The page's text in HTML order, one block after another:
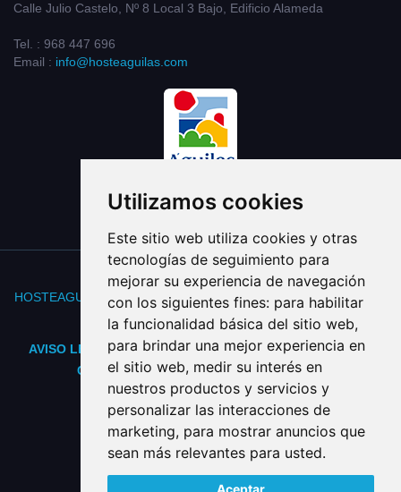
Utilizamos cookies
Este sitio web utiliza cookies y otras
tecnologías de seguimiento para
mejorar su experiencia de navegación
con los siguientes fines: para habilitar
la funcionalidad básica del sitio web,
para brindar una mejor experiencia en
el sitio web, medir su interés en
nuestros productos y servicios y
personalizar las interacciones de
marketing, para mostrar anuncios que
sean más relevantes para usted.
Aceptar
Calle Julio Castelo, Nº 8 Local 3 Bajo, Edificio Alameda
Tel. : 968 447 696
Email : info@hosteaguilas.com
HOSTEAGUILAS- Asociación de Hostelería y Turismo de Águilas.
Web diseñada por Leovinci Consulting
AVISO LEGAL-POLÍTICA DE PRIVACIDAD-POLÍTICA DE
COOKIES-PREFERENCIAS DE COOKIES